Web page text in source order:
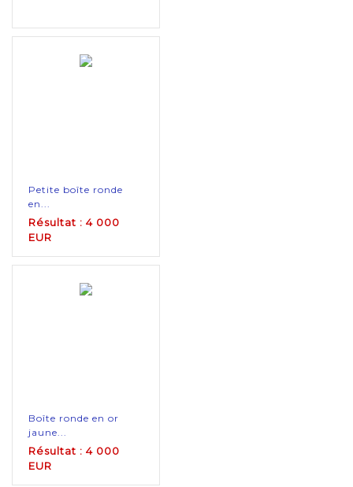
Petite boîte ronde
en...
Résultat : 4 000
EUR
Boîte ronde en or
jaune...
Résultat : 4 000
EUR